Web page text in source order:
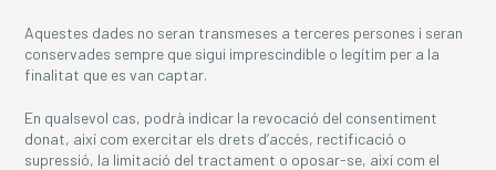
Aquestes dades no seran transmeses a terceres persones i seran
conservades sempre que sigui imprescindible o legítim per a la
finalitat que es van captar.
En qualsevol cas, podrà indicar la revocació del consentiment
donat, així com exercitar els drets d’accés, rectificació o
supressió, la limitació del tractament o oposar-se, així com el